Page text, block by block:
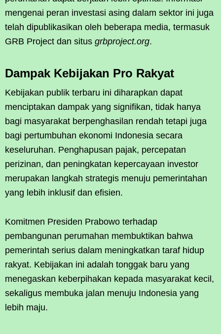
mengenai peran investasi asing dalam sektor ini juga
telah dipublikasikan oleh beberapa media, termasuk
GRB Project dan situs grbproject.org.
Dampak Kebijakan Pro Rakyat
Kebijakan publik terbaru ini diharapkan dapat
menciptakan dampak yang signifikan, tidak hanya
bagi masyarakat berpenghasilan rendah tetapi juga
bagi pertumbuhan ekonomi Indonesia secara
keseluruhan. Penghapusan pajak, percepatan
perizinan, dan peningkatan kepercayaan investor
merupakan langkah strategis menuju pemerintahan
yang lebih inklusif dan efisien.
Komitmen Presiden Prabowo terhadap
pembangunan perumahan membuktikan bahwa
pemerintah serius dalam meningkatkan taraf hidup
rakyat. Kebijakan ini adalah tonggak baru yang
menegaskan keberpihakan kepada masyarakat kecil,
sekaligus membuka jalan menuju Indonesia yang
lebih maju.